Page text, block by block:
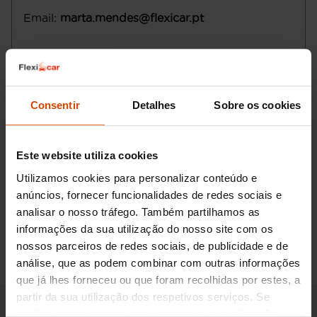
Consentir Detalhes Sobre os cookies
Este website utiliza cookies
Utilizamos cookies para personalizar conteúdo e
anúncios, fornecer funcionalidades de redes sociais e
analisar o nosso tráfego. Também partilhamos as
informações da sua utilização do nosso site com os
nossos parceiros de redes sociais, de publicidade e de
análise, que as podem combinar com outras informações
que já lhes forneceu ou que foram recolhidas por estes, a
partir da sua utilização dos respetivos serviços. Se
aceitar, consideramos que consente a sua utilização.
Email: marta.mendes@flexicar.pt
Pedir informações